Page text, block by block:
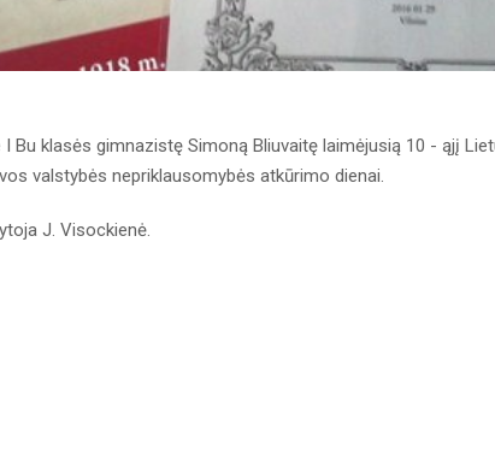
I Bu klasės gimnazistę Simoną Bliuvaitę laimėjusią 10 - ąjį
valstybės nepriklausomybės atkūrimo dienai.
J. Visockienė.